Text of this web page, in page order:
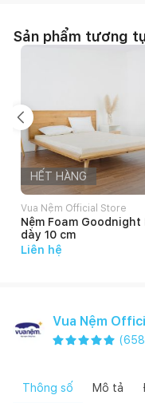
Sản phẩm tương
HẾT HÀNG
Vua Nệm Official Store
Nệm Foam Goodnight
dày 10 cm
Liên hệ
Vua Nệm
(658
Thông số Mô tả